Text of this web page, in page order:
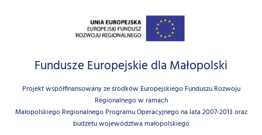
Fundusze Europejskie dla Małopolski
Projekt współfinansowany ze środków Europejskiego Funduszu Rozwoju
Regionalnego w ramach
Małopolskiego Regionalnego Programu Operacyjnego na lata 2007-2013 oraz
budżetu województwa małopolskiego